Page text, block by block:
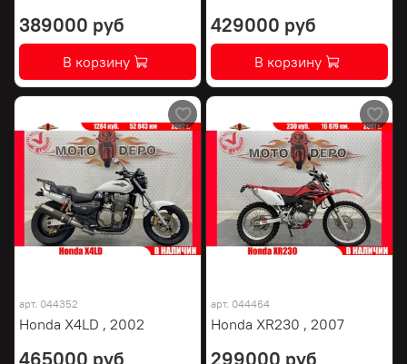
389000 руб
В корзину
429000 руб
В корзину
арт. 044352
Honda X4LD , 2002
465000 руб
арт. 044464
Honda XR230 , 2007
299000 руб